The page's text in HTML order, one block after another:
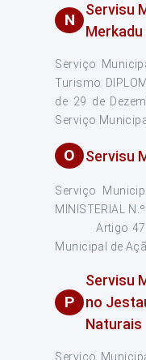
N
Servisu
Serviço
Turismo
de 29 de
Serviço
O Servisu
Serviço
MINISTERIAL
Artigo
Municipal de
P
Servisu
no
Naturais
Serviço